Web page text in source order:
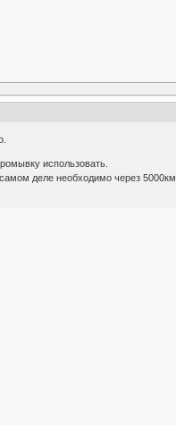
использовать.
деле необходимо через 5000км.